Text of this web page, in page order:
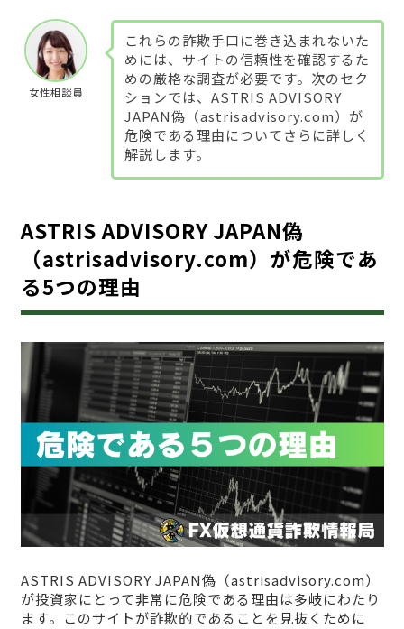
女性相談員
これらの詐欺手口に巻き込まれないた
めには、サイトの信頼性を確認するた
めの厳格な調査が必要です。次のセク
ションでは、ASTRIS ADVISORY
JAPAN偽（astrisadvisory.com）が
危険である理由についてさらに詳しく
解説します。
ASTRIS ADVISORY JAPAN偽
（astrisadvisory.com）が危険であ
る5つの理由
ASTRIS ADVISORY JAPAN偽（astrisadvisory.com）
が投資家にとって非常に危険である理由は多岐にわたり
ます。このサイトが詐欺的であることを見抜くために